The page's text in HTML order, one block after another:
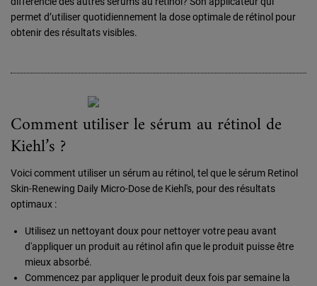
permet d’utiliser quotidiennement la dose optimale de rétinol pour
obtenir des résultats visibles.
Comment utiliser le sérum au rétinol de
Kiehl’s ?
Voici comment utiliser un sérum au rétinol, tel que le sérum Retinol
Skin-Renewing Daily Micro-Dose de Kiehl's, pour des résultats
optimaux :
Utilisez un nettoyant doux pour nettoyer votre peau avant
d'appliquer un produit au rétinol afin que le produit puisse être
mieux absorbé.
Commencez par appliquer le produit deux fois par semaine la